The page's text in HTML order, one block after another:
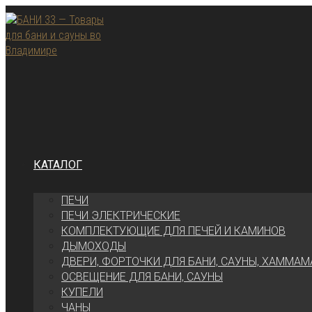
Перейти
к
содержимому
КАТАЛОГ
ПЕЧИ
ПЕЧИ ЭЛЕКТРИЧЕСКИЕ
КОМПЛЕКТУЮЩИЕ ДЛЯ ПЕЧЕЙ И КАМИНОВ
ДЫМОХОДЫ
ДВЕРИ, ФОРТОЧКИ ДЛЯ БАНИ, САУНЫ,
ОСВЕЩЕНИЕ ДЛЯ БАНИ, САУНЫ
КУПЕЛИ
ЧАНЫ